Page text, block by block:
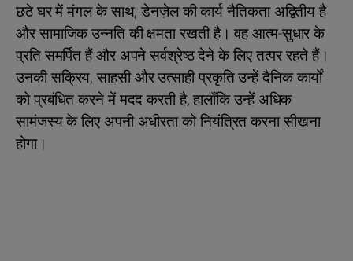
छठे घर में मंगल के साथ, डेनज़ेल की कार्य नैतिकता अद्वितीय है
और सामाजिक उन्नति की क्षमता रखती है। वह आत्म-सुधार के
प्रति समर्पित हैं और अपने सर्वश्रेष्ठ देने के लिए तत्पर रहते हैं।
उनकी सक्रिय, साहसी और उत्साही प्रकृति उन्हें दैनिक कार्यों
को प्रबंधित करने में मदद करती है, हालाँकि उन्हें अधिक
सामंजस्य के लिए अपनी अधीरता को नियंत्रित करना सीखना
होगा।